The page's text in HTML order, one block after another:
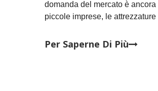
domanda del mercato è
piccole imprese, le
motore primo?Oggi CAMC
Per Saperne Di Più